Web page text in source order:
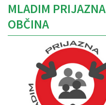
MLADIM PRIJAZNA
OBČINA